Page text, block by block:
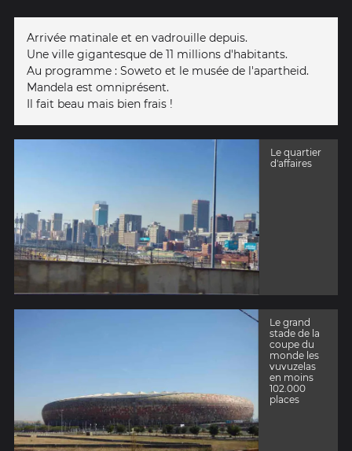
Arrivée matinale et en vadrouille depuis.
Une ville gigantesque de 11 millions d'habitants.
Au programme : Soweto et le musée de l'apartheid.
Mandela est omniprésent.
Il fait beau mais bien frais !
Le quartier
d'affaires
Le grand
stade de la
coupe du
monde les
vuvuzelas
en moins
102.000
places